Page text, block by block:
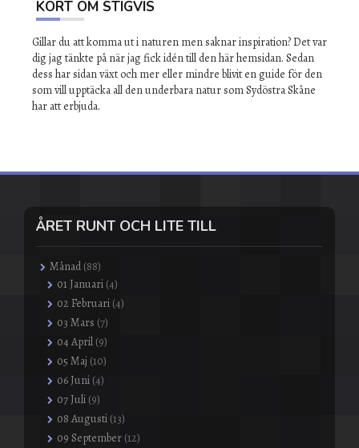
KORT OM STIGVIS
Gillar du att komma ut i naturen men saknar inspiration? Det var
dig jag tänkte på när jag fick idén till den här hemsidan. Sedan
dess har sidan växt och mer eller mindre blivit en guide för den
som vill upptäcka all den underbara natur som Sydöstra Skåne
har att erbjuda.
ÅRET RUNT OCH LITE TILL
Månad (88)
01 Januari (4)
02 Februari (4)
03 Mars (7)
04 April (9)
05 Maj (10)
06 Juni (4)
07 Juli (9)
08 Augusti (13)
09 September (12)